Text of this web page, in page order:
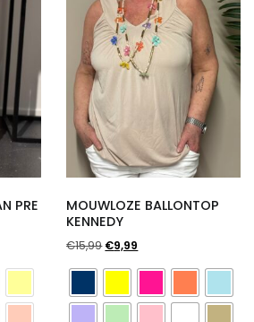
PRE
MOUWLOZE BALLONTOP
KENNEDY
€15,99 Oorspronkelijke
€15,99.
€9,99
€9,99.